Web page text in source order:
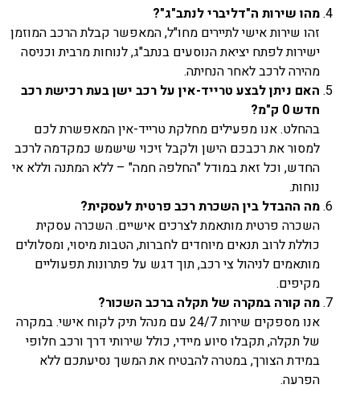
מהו שירות ה"דליברי לנתב"ג"?
זהו שירות אישי לתיירים מחו"ל, המאפשר קבלת הרכב המוזמן
ישירות לפתח יציאת הנוסעים בנתב"ג, לנוחות מרבית וכניסה
מהירה לרכב לאחר הנחיתה.
האם ניתן לבצע טרייד-אין על רכב ישן בעת רכישת רכב
חדש 0 ק"מ?
בהחלט. אנו מפעילים מחלקת טרייד-אין המאפשרת לכם
למסור את רכבכם הישן ולקבל זיכוי שישמש כמקדמה לרכב
החדש, וכל זאת במודל "החלפה חמה" – ללא המתנה וללא אי
נוחות.
מה ההבדל בין השכרת רכב פרטית לעסקית?
השכרה פרטית מותאמת לצרכים אישיים. השכרה עסקית
כוללת לרוב תנאים מיוחדים לחברות, הטבות מיסוי, ומסלולים
מותאמים לניהול צי רכב, תוך דגש על פתרונות תפעוליים
מקיפים.
מה קורה במקרה של תקלה ברכב השכור?
אנו מספקים שירות 24/7 עם מנהל תיק לקוח אישי. במקרה
של תקלה, תקבלו סיוע מיידי, כולל שירותי דרך ורכב חלופי
במידת הצורך, במטרה להבטיח את המשך נסיעתכם ללא
הפרעה.